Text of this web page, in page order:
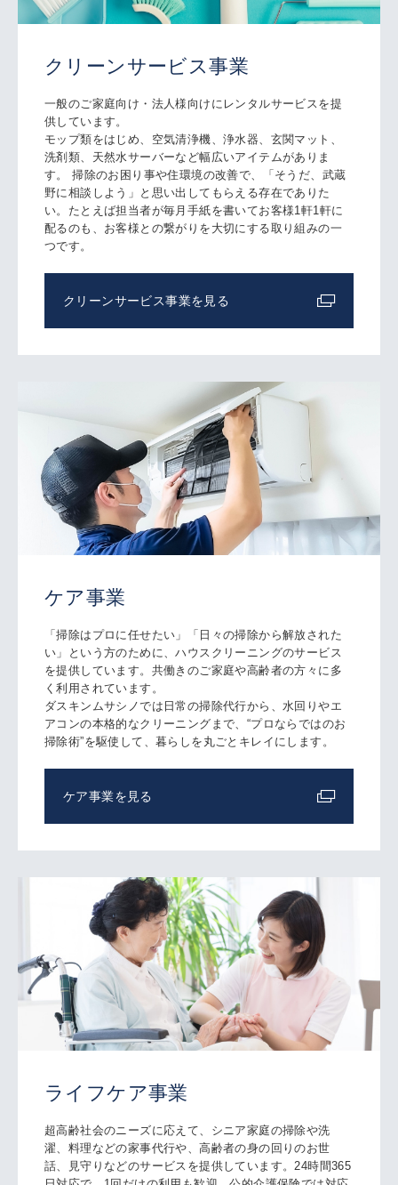
クリーンサービス事業
一般のご家庭向け・法人様向けにレンタルサービスを提
供しています。
モップ類をはじめ、空気清浄機、浄水器、玄関マット、
洗剤類、天然水サーバーなど幅広いアイテムがありま
す。 掃除のお困り事や住環境の改善で、「そうだ、武蔵
野に相談しよう」と思い出してもらえる存在でありた
い。たとえば担当者が毎月手紙を書いてお客様1軒1軒に
配るのも、お客様との繋がりを大切にする取り組みの一
つです。
クリーンサービス事業を見る
ケア事業
「掃除はプロに任せたい」「日々の掃除から解放された
い」という方のために、ハウスクリーニングのサービス
を提供しています。共働きのご家庭や高齢者の方々に多
く利用されています。
ダスキンムサシノでは日常の掃除代行から、水回りやエ
アコンの本格的なクリーニングまで、“プロならではのお
掃除術”を駆使して、暮らしを丸ごとキレイにします。
ケア事業を見る
ライフケア事業
超高齢社会のニーズに応えて、シニア家庭の掃除や洗
濯、料理などの家事代行や、高齢者の身の回りのお世
話、見守りなどのサービスを提供しています。24時間365